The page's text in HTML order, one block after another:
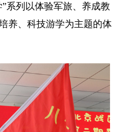
系列以体验军旅、养成教
养、科技游学为主题的体